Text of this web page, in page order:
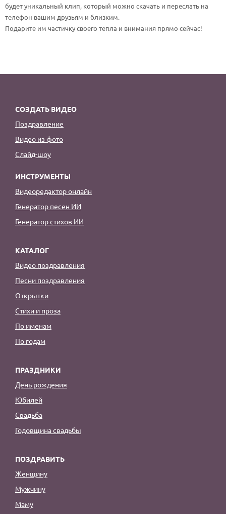
По именам
будет уникальный клип, который можно скачать и переслать на
телефон вашим друзьям и близким.
Подарите им частичку своего тепла и внимания прямо сейчас!
СОЗДАТЬ ВИДЕО
Поздравление
Видео из фото
Слайд-шоу
ИНСТРУМЕНТЫ
Видеоредактор онлайн
Генератор песен ИИ
Генератор стихов ИИ
КАТАЛОГ
Видео поздравления
Песни поздравления
Открытки
Стихи и проза
По именам
По годам
ПРАЗДНИКИ
День рождения
Юбилей
Свадьба
Годовщина свадьбы
ПОЗДРАВИТЬ
Женщину
Мужчину
Маму